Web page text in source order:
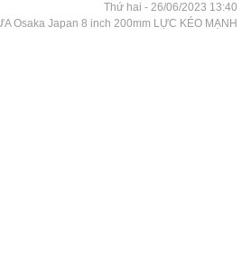
Thứ hai - 26/06/2023 13:40
Osaka Japan 8 inch 200mm LỰC KÉO MẠNH